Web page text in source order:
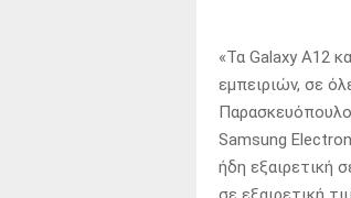
«Τα Galaxy A12
εμπειριών, σε
Samsung
ήδη εξαιρετική